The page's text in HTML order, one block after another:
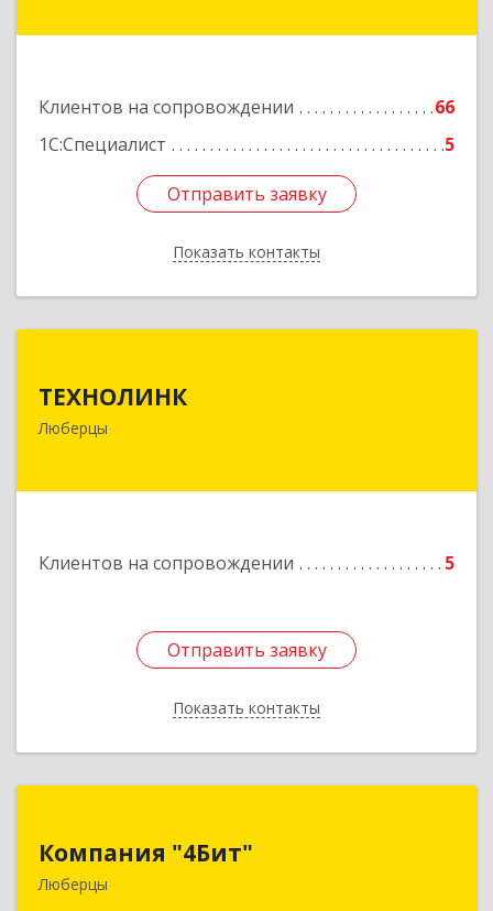
Клиентов на сопровождении
66
1С:Специалист
5
Отправить заявку
Показать контакты
Подробнее
Отправить заявку
Назад
ТЕХНОЛИНК
Люберцы
Клиентов на сопровождении 5
Отправить заявку
Показать контакты
Отправить заявку
Назад
Компания "4Бит"
Люберцы
Люберцы г, Октябрьский пр-кт, дом № 380"П",